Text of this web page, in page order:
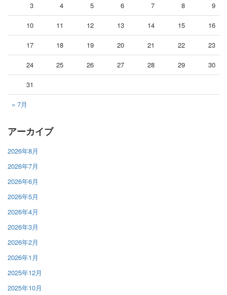
« 7月
3 4 5 6 7 8 9
10 11 12 13 14 15 16
17 18 19 20 21 22 23
24 25 26 27 28 29 30
31
アーカイブ
2026年8月
2026年7月
2026年6月
2026年5月
2026年4月
2026年3月
2026年2月
2026年1月
2025年12月
2025年10月